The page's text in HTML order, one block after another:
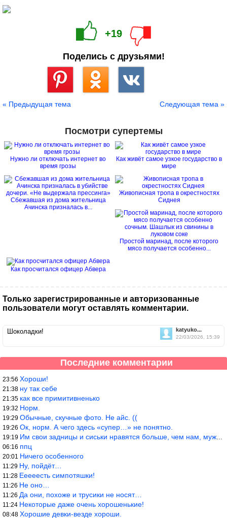
+19
Поделись с друзьями!
« Предыдущая тема Следующая тема »
Посмотри супертемы
Нужно ли отключать интернет во
время грозы
Как живёт самое узкое государство в
мире
Сбежавшая из дома жительница
Ачинска призналась в...
Живописная тропа в окрестностях
Сиднея
Простой маринад, после которого
мясо получается особенно...
Как просчитался офицер Абвера
Только зарегистрированные и авторизованные
пользователи могут оставлять комментарии.
katyuko...
22/03/2026, 15:39
Шоколадки!
Последние комментарии
23:56 Хороши!
21:38 ну так себе
21:35 как все примитивненько
19:32 Норм.
19:29 Обычные, скучные фото. Не айс. ((
19:26 Ок, норм. А чего здесь «супер…» не понятно.
19:19 Им свои задницы и сиськи нравятся больше, чем нам, мужикам?
06:16 ппц
20:01 Ничего особенного
11:29 Ну, пойдёт…
11:28 Ееееесть симпотяшки!
11:26 Не оно…
11:26 Да они, похоже и трусики не носят…
11:24 Некоторые даже очень хорошенькие!
08:48 Хорошие девки-везде хороши.